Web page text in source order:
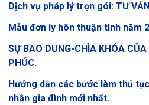
Dịch vụ pháp lý trọn gói: TƯ
Mẫu đơn ly hôn thuận tình năm
SỰ BAO DUNG-CHÌA KHÓA
PHÚC.
Hướng dẫn các bước làm thủ
nhân gia đình mới nhất.